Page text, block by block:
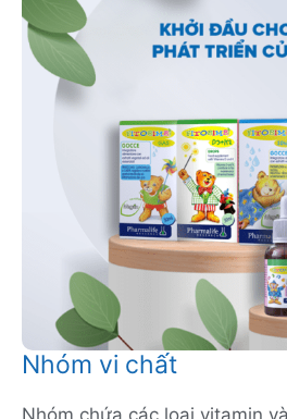
Nhóm vi chất